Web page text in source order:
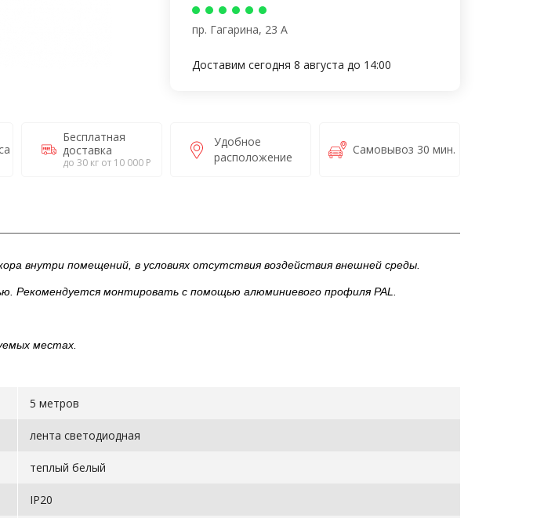
пр. Гагарина, 23 А
Доставим сегодня 8 августа до 14:00
Бесплатная
доставка
до 30 кг от 10 000 Р
Удобное
расположение
Самовывоз 30 мин.
внутри помещений, в условиях отсутствия воздействия внешней среды.
Рекомендуется монтировать с помощью алюминиевого профиля PAL.
местах.
5 метров
лента светодиодная
теплый белый
IP20